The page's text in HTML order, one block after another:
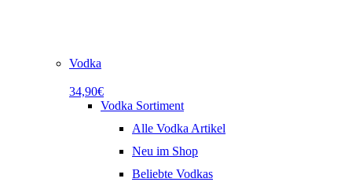
Vodka
34,90€
Vodka Sortiment
Alle Vodka Artikel
Neu im Shop
Beliebte Vodkas